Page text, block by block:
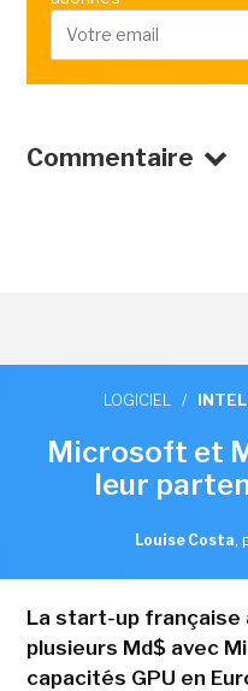
Commentaire
LOGICIEL /
Microsoft et
leur
Louise Costa,
La start-up française
plusieurs Md$ avec
capacités GPU en